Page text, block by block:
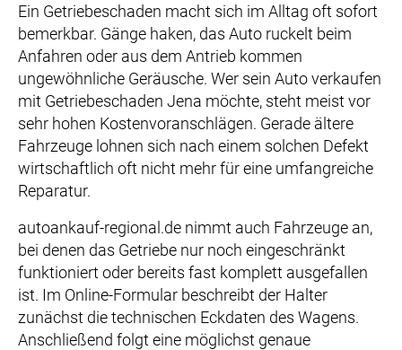
Ein Getriebeschaden macht sich im Alltag oft sofort
bemerkbar. Gänge haken, das Auto ruckelt beim
Anfahren oder aus dem Antrieb kommen
ungewöhnliche Geräusche. Wer sein Auto verkaufen
mit Getriebeschaden Jena möchte, steht meist vor
sehr hohen Kostenvoranschlägen. Gerade ältere
Fahrzeuge lohnen sich nach einem solchen Defekt
wirtschaftlich oft nicht mehr für eine umfangreiche
Reparatur.
autoankauf-regional.de nimmt auch Fahrzeuge an,
bei denen das Getriebe nur noch eingeschränkt
funktioniert oder bereits fast komplett ausgefallen
ist. Im Online-Formular beschreibt der Halter
zunächst die technischen Eckdaten des Wagens.
Anschließend folgt eine möglichst genaue